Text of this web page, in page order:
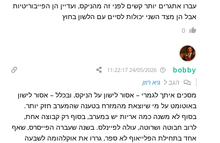
עברו אתגרים יותר קשים לפני זה מהניקס, ועדיין הן הפייבוריטיות
אבל הן מצד השני יכולות לסיים עם הלשון בחוץ
0
bobby
הגב ל גיא רוזן
מסכים איתך לגמרי – אסור לישון על הניקס, ובכלל – אסור לישון
באוטומט על מי שיוצאת מהמזרח בטענה שהמערב חזק יותר.
בסוף לא משנה כמה אריות יש במערב, בסוף רק קבוצה אחת,
לרוב חבוטה ושרוטה, עולה לפיינלס. בשנה שעברה הפייסרס, שאף
אחד בתחילת הפלייאוף לא ספר, גררו את אוקלהומה לשבעה